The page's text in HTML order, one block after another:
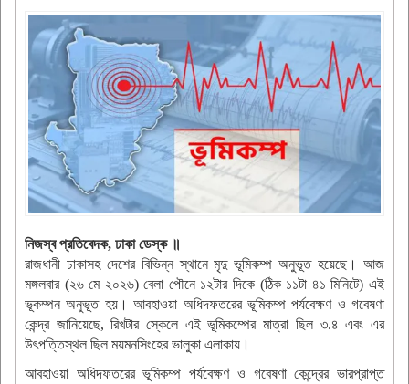
নিজস্ব প্রতিবেদক, ঢাকা ডেস্ক ॥
রাজধানী ঢাকাসহ দেশের বিভিন্ন স্থানে মৃদু ভূমিকম্প অনুভূত হয়েছে। আজ
মঙ্গলবার (২৬ মে ২০২৬) বেলা পৌনে ১২টার দিকে (ঠিক ১১টা ৪১ মিনিটে) এই
ভূকম্পন অনুভূত হয়। আবহাওয়া অধিদফতরের ভূমিকম্প পর্যবেক্ষণ ও গবেষণা
কেন্দ্র জানিয়েছে, রিখটার স্কেলে এই ভূমিকম্পের মাত্রা ছিল ৩.৪ এবং এর
উৎপত্তিস্থল ছিল ময়মনসিংহের ভালুকা এলাকায়।
আবহাওয়া অধিদফতরের ভূমিকম্প পর্যবেক্ষণ ও গবেষণা কেন্দ্রের ভারপ্রাপ্ত